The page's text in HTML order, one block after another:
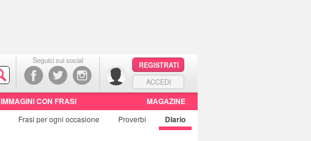
Seguici sui social
REGISTRATI
ACCEDI
IMMAGINI CON FRASI MAGAZINE
Frasi per ogni occasione Proverbi Diario